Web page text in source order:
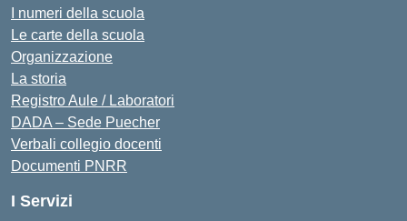
I numeri della scuola
Le carte della scuola
Organizzazione
La storia
Registro Aule / Laboratori
DADA – Sede Puecher
Verbali collegio docenti
Documenti PNRR
I Servizi